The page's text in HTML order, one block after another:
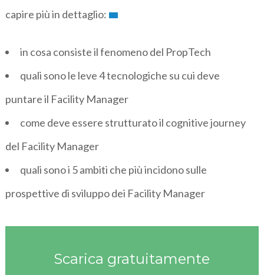
capire più in dettaglio:
in cosa consiste il fenomeno del PropTech
quali sono le leve 4 tecnologiche su cui deve
puntare il Facility Manager
come deve essere strutturato il cognitive journey
del Facility Manager
quali sono i 5 ambiti che più incidono sulle
prospettive di sviluppo dei Facility Manager
Scarica gratuitamente